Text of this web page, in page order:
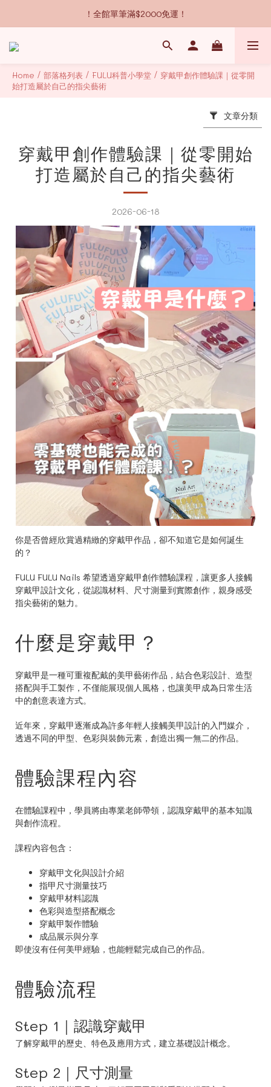
！全館單筆滿$2000免運！
Home / 部落格列表 / FULU科普小學堂 / 穿戴甲創作體驗課｜從零開
始打造屬於自己的指尖藝術
文章分類
穿戴甲創作體驗課｜從零開始
打造屬於自己的指尖藝術
2026-06-18
你是否曾經欣賞過精緻的穿戴甲作品，卻不知道它是如何誕生
的？
FULU FULU Nails 希望透過穿戴甲創作體驗課程，讓更多人接觸
穿戴甲設計文化，從認識材料、尺寸測量到實際創作，親身感受
指尖藝術的魅力。
什麼是穿戴甲？
穿戴甲是一種可重複配戴的美甲藝術作品，結合色彩設計、造型
搭配與手工製作，不僅能展現個人風格，也讓美甲成為日常生活
中的創意表達方式。
近年來，穿戴甲逐漸成為許多年輕人接觸美甲設計的入門媒介，
透過不同的甲型、色彩與裝飾元素，創造出獨一無二的作品。
體驗課程內容
在體驗課程中，學員將由專業老師帶領，認識穿戴甲的基本知識
與創作流程。
課程內容包含：
穿戴甲文化與設計介紹
指甲尺寸測量技巧
穿戴甲材料認識
色彩與造型搭配概念
穿戴甲製作體驗
成品展示與分享
即使沒有任何美甲經驗，也能輕鬆完成自己的作品。
體驗流程
Step 1｜認識穿戴甲
了解穿戴甲的歷史、特色及應用方式，建立基礎設計概念。
Step 2｜尺寸測量